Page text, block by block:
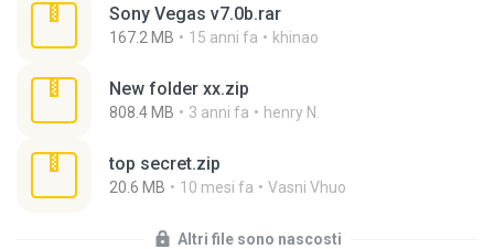
Sony Vegas v7.0b.rar
167.2 MB 15 anni fa khinao
New folder xx.zip
808.4 MB 3 anni fa henry N.
top secret.zip
20.6 MB 10 mesi fa Vasni Vhuo
Altri file sono nascosti